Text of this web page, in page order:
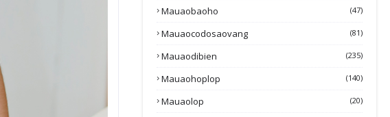
Mauaobaoho (47)
Mauaocodosaovang (81)
Mauaodibien (235)
Mauaohoplop (140)
Mauaolop (20)